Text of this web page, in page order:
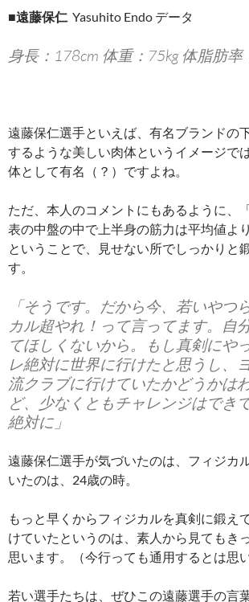
■遠藤保仁 Yasuhito Endo データ
身長：178cm 体重：75kg 体脂肪率
遠藤保仁選手といえば、有名ブランドの
するような美しい肉体というイメージで
体として有名（？）ですよね。
ただ、本人のコメントにもあるように、
表の中盤の中で上半身の筋力は平均値よ
ということで、見せない所でしっかりと
す。
「そうです。だから今、若いやつ
カル超やれ！って言ってます。自
てほしくないから。もし真剣にや
レ絶対に世界に行けたと思うし、
流クラブに行けていたかどうかは
ど、少なくともチャレンジはでき
絶対に」
遠藤保仁選手が気づいたのは、フィジカ
いたのは、24歳の時。
もっと早くからフィジカルを真剣に鍛え
けていたというのは、素人から見てもき
思います。（今行っても通用するとは思
若い選手たちは、ぜひこの遠藤選手の言